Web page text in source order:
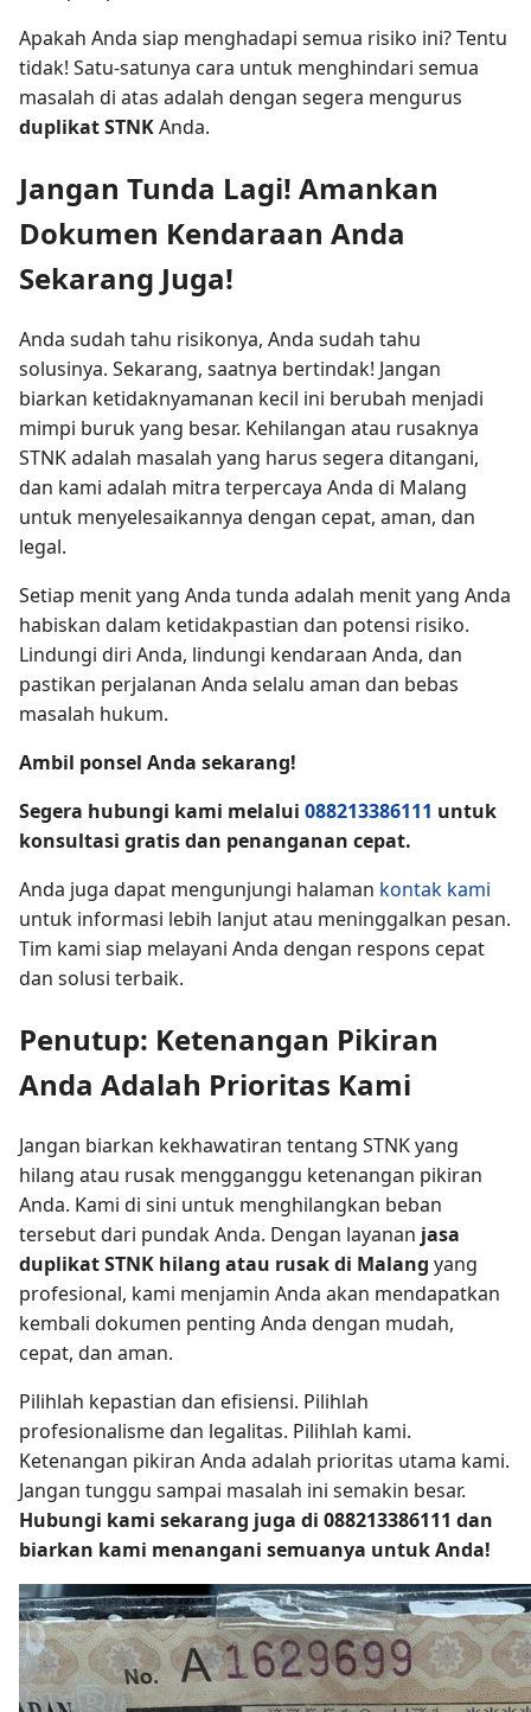
Apakah Anda siap menghadapi semua risiko ini? Tentu
tidak! Satu-satunya cara untuk menghindari semua
masalah di atas adalah dengan segera mengurus
duplikat STNKAnda.
Jangan Tunda Lagi! Amankan
Dokumen Kendaraan Anda
Sekarang Juga!
Anda sudah tahu risikonya, Anda sudah tahu
solusinya. Sekarang, saatnya bertindak! Jangan
biarkan ketidaknyamanan kecil ini berubah menjadi
mimpi buruk yang besar. Kehilangan atau rusaknya
STNK adalah masalah yang harus segera ditangani,
dan kami adalah mitra terpercaya Anda di Malang
untuk menyelesaikannya dengan cepat, aman, dan
legal.
Setiap menit yang Anda tunda adalah menit yang Anda
habiskan dalam ketidakpastian dan potensi risiko.
Lindungi diri Anda, lindungi kendaraan Anda, dan
pastikan perjalanan Anda selalu aman dan bebas
masalah hukum.
Ambil ponsel Anda sekarang!
Segera hubungi kami melalui 088213386111 untuk
konsultasi gratis dan penanganan cepat.
Anda juga dapat mengunjungi halaman kontak kami
untuk informasi lebih lanjut atau meninggalkan pesan.
Tim kami siap melayani Anda dengan respons cepat
dan solusi terbaik.
Penutup: Ketenangan Pikiran
Anda Adalah Prioritas Kami
Jangan biarkan kekhawatiran tentang STNK yang
hilang atau rusak mengganggu ketenangan pikiran
Anda. Kami di sini untuk menghilangkan beban
tersebut dari pundak Anda. Dengan layanan jasa
duplikat STNK hilang atau rusak di Malang yang
profesional, kami menjamin Anda akan mendapatkan
kembali dokumen penting Anda dengan mudah,
cepat, dan aman.
Pilihlah kepastian dan efisiensi. Pilihlah
profesionalisme dan legalitas. Pilihlah kami.
Ketenangan pikiran Anda adalah prioritas utama kami.
Jangan tunggu sampai masalah ini semakin besar.
Hubungi kami sekarang juga di 088213386111 dan
biarkan kami menangani semuanya untuk Anda!